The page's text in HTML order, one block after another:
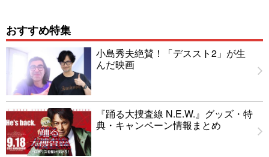
おすすめ特集
小島秀夫絶賛！「デススト2」が生
んだ映画
『踊る大捜査線 N.E.W.』グッズ・特
典・キャンペーン情報まとめ